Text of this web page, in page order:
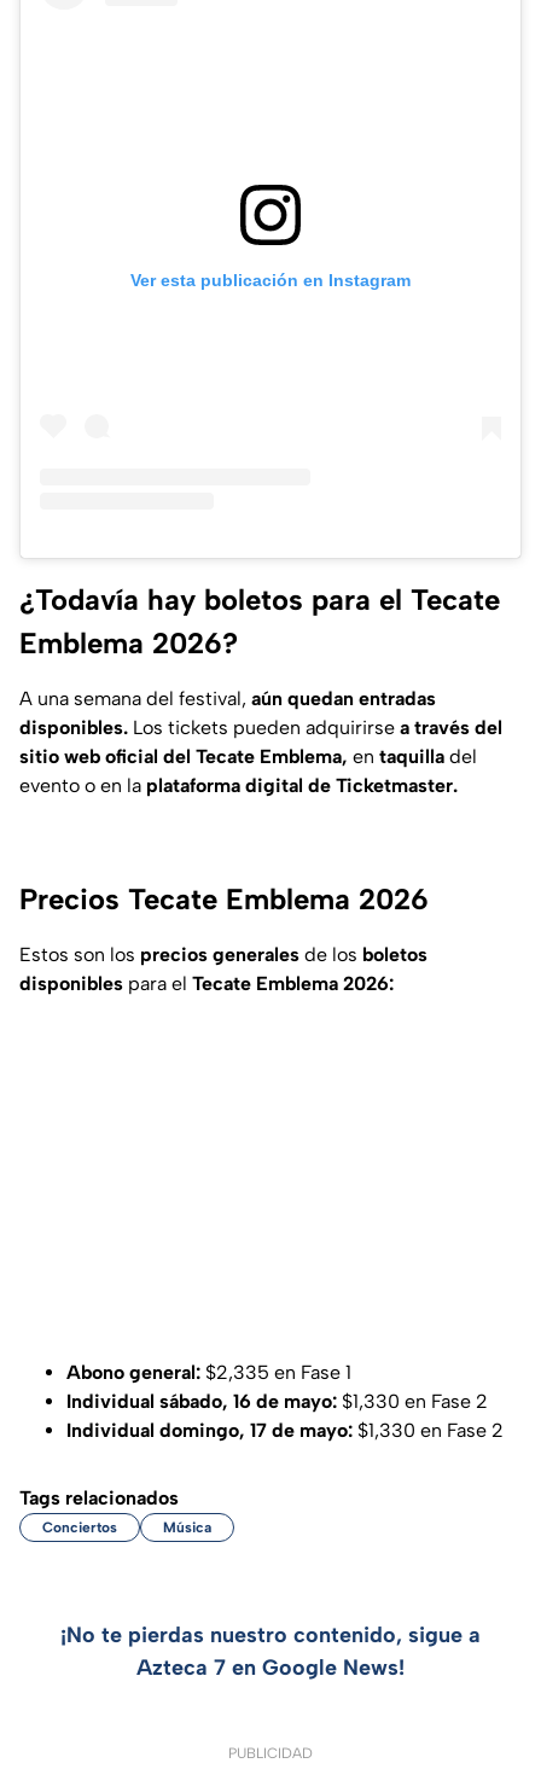
Ver esta publicación en Instagram
¿Todavía hay boletos para el Tecate
Emblema 2026?
A una semana del festival, aún quedan entradas
disponibles. Los tickets pueden adquirirse a través del
sitio web oficial del Tecate Emblema, en taquilla del
evento o en la plataforma digital de Ticketmaster.
Precios Tecate Emblema 2026
Estos son los precios generales de los boletos
disponibles para el Tecate Emblema 2026:
Abono general: $2,335 en Fase 1
Individual sábado, 16 de mayo: $1,330 en Fase 2
Individual domingo, 17 de mayo: $1,330 en Fase 2
Tags relacionados
Conciertos Música
¡No te pierdas nuestro contenido, sigue a
Azteca 7 en Google News!
PUBLICIDAD